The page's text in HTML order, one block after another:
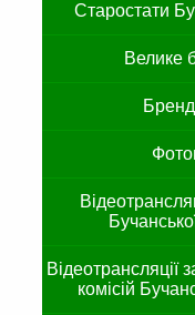
Старостати
Велике
Відеотрансляції
комісій